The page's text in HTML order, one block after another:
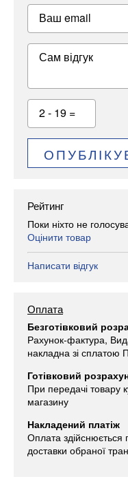
Ваш email
Сам відгук
2 - 19 =
Рейтинг
Поки ніхто не
Оцінити товар
Написати відгук
Оплата
Безготівковий
Рахунок-фактура,
накладна зі сплатою
Готівковий
При передачі товару
магазину
Накладений платіж
Оплата здійснюється
доставки обраної